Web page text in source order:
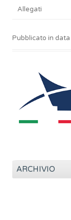
Allegati
Pubblicato in data
ARCHIVIO